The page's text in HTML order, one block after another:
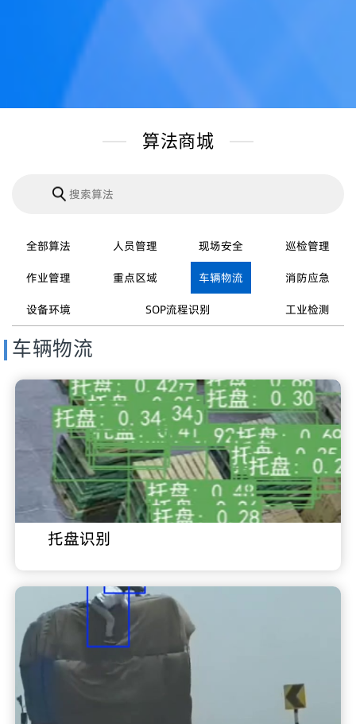
算法商城
全部算法 人员管理 现场安全
巡检管理
作业管理
重点区域 车辆物流
消防应急
设备环境
SOP流程识别 工业检测
车辆物流
托盘识别